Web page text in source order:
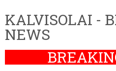
KALVISOLAI -
NEWS